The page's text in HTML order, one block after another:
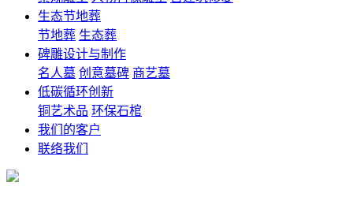
生态节地葬
节地葬 生态葬
碑雕设计与制作
名人墓 创意墓碑 商艺墓
低碳循环创新
铜艺术品 环保石棺
我们的客户
联络我们